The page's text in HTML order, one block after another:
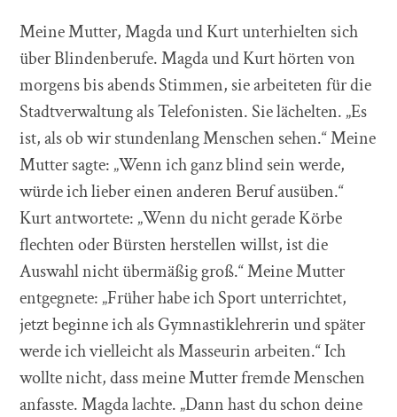
Meine Mutter, Magda und Kurt unterhielten sich
über Blindenberufe. Magda und Kurt hörten von
morgens bis abends Stimmen, sie arbeiteten für die
Stadtverwaltung als Telefonisten. Sie lächelten. „Es
ist, als ob wir stundenlang Menschen sehen.“ Meine
Mutter sagte: „Wenn ich ganz blind sein werde,
würde ich lieber einen anderen Beruf ausüben.“
Kurt antwortete: „Wenn du nicht gerade Körbe
flechten oder Bürsten herstellen willst, ist die
Auswahl nicht übermäßig groß.“ Meine Mutter
entgegnete: „Früher habe ich Sport unterrichtet,
jetzt beginne ich als Gymnastiklehrerin und später
werde ich vielleicht als Masseurin arbeiten.“ Ich
wollte nicht, dass meine Mutter fremde Menschen
anfasste. Magda lachte. „Dann hast du schon deine